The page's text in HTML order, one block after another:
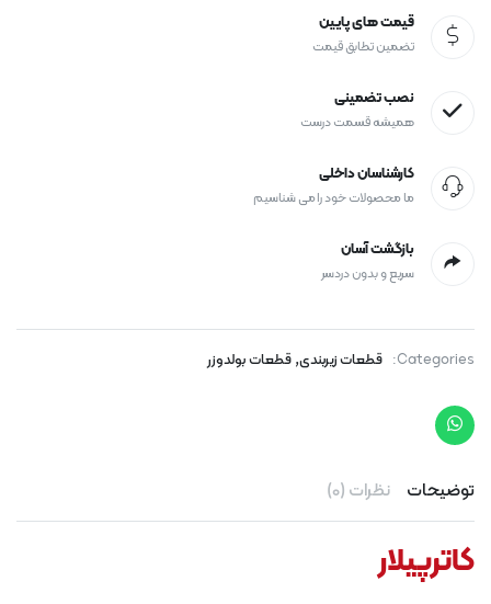
قیمت های پایین
تضمین تطابق قیمت
نصب تضمینی
همیشه قسمت درست
کارشناسان داخلی
ما محصولات خود را می شناسیم
بازگشت آسان
سریع و بدون دردسر
Categories: قطعات زیربندی,قطعات بولدوزر
توضیحات نظرات (0)
کاترپیلار